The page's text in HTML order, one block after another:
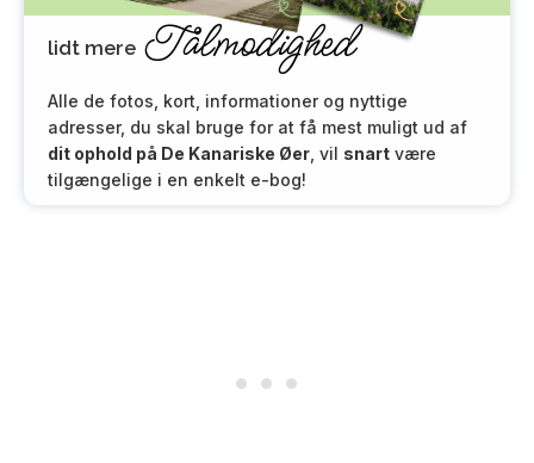
lidt mere Tålmodighed
Alle de fotos, kort, informationer og nyttige
adresser, du skal bruge for at få mest muligt ud af
dit ophold på De Kanariske Øer , vil snart være
tilgængelige i en enkelt e-bog!